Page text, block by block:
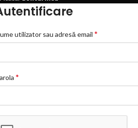
utilizator sau adresă email *
*